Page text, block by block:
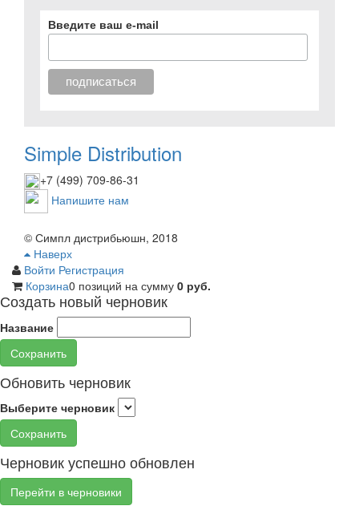
Введите ваш e-mail
Simple Distribution
+7 (499) 709-86-31
Напишите нам
© Симпл дистрибьюшн, 2018
Наверх
Войти Регистрация
Корзина0 позиций на сумму 0 руб.
Создать новый черновик
Название
Сохранить
Обновить черновик
Выберите черновик
Сохранить
Черновик успешно обновлен
Перейти в черновики